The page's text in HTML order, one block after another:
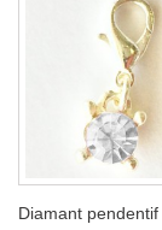
Diamant